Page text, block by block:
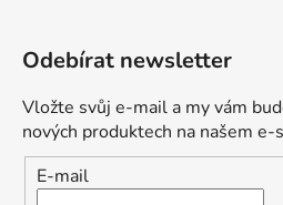
Odebírat newsletter
Vložte svůj e-mail a my vám
nových produktech na našem e-
E-mail